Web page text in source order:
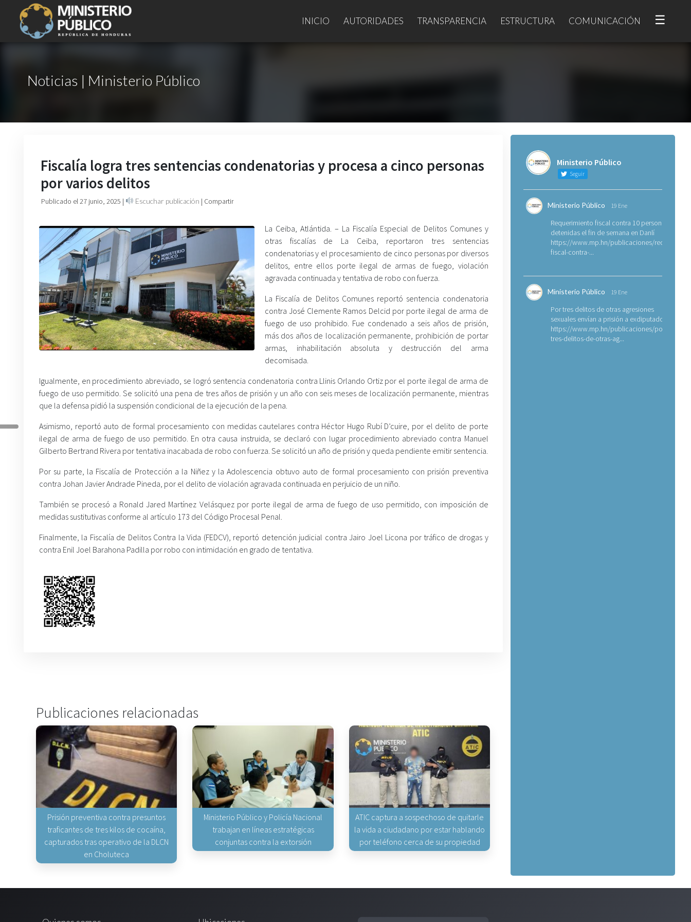
INICIO AUTORIDADES TRANSPARENCIA ESTRUCTURA COMUNICACIÓN ☰
Noticias | Ministerio Público
Fiscalía logra tres sentencias condenatorias y procesa a cinco personas
por varios delitos
Publicado el 27 junio, 2025 | Escuchar publicación | Compartir
La Ceiba, Atlántida. – La Fiscalía Especial de Delitos Comunes y
otras fiscalías de La Ceiba, reportaron tres sentencias
condenatorias y el procesamiento de cinco personas por diversos
delitos, entre ellos porte ilegal de armas de fuego, violación
agravada continuada y tentativa de robo con fuerza.
La Fiscalía de Delitos Comunes reportó sentencia condenatoria
contra José Clemente Ramos Delcid por porte ilegal de arma de
fuego de uso prohibido. Fue condenado a seis años de prisión,
más dos años de localización permanente, prohibición de portar
armas, inhabilitación absoluta y destrucción del arma
decomisada.
Igualmente, en procedimiento abreviado, se logró sentencia condenatoria contra Llinis Orlando Ortiz por el porte ilegal de arma de
fuego de uso permitido. Se solicitó una pena de tres años de prisión y un año con seis meses de localización permanente, mientras
que la defensa pidió la suspensión condicional de la ejecución de la pena.
Asimismo, reportó auto de formal procesamiento con medidas cautelares contra Héctor Hugo Rubí D’cuire, por el delito de porte
ilegal de arma de fuego de uso permitido. En otra causa instruida, se declaró con lugar procedimiento abreviado contra Manuel
Gilberto Bertrand Rivera por tentativa inacabada de robo con fuerza. Se solicitó un año de prisión y queda pendiente emitir sentencia.
Por su parte, la Fiscalía de Protección a la Niñez y la Adolescencia obtuvo auto de formal procesamiento con prisión preventiva
contra Johan Javier Andrade Pineda, por el delito de violación agravada continuada en perjuicio de un niño.
También se procesó a Ronald Jared Martínez Velásquez por porte ilegal de arma de fuego de uso permitido, con imposición de
medidas sustitutivas conforme al artículo 173 del Código Procesal Penal.
Finalmente, la Fiscalía de Delitos Contra la Vida (FEDCV), reportó detención judicial contra Jairo Joel Licona por tráfico de drogas y
contra Enil Joel Barahona Padilla por robo con intimidación en grado de tentativa.
Publicaciones relacionadas
Prisión preventiva contra presuntos
traficantes de tres kilos de cocaína,
capturados tras operativo de la DLCN
en Choluteca
Ministerio Público y Policía Nacional
trabajan en líneas estratégicas
conjuntas contra la extorsión
ATIC captura a sospechoso de quitarle
la vida a ciudadano por estar hablando
por teléfono cerca de su propiedad
Ministerio Público
Seguir
Ministerio Público 19 Ene
Requerimiento fiscal contra 10 personas
detenidas el fin de semana en Danlí
https://www.mp.hn/publicaciones/
fiscal-contra-...
Ministerio Público 19 Ene
Por tres delitos de otras agresiones
sexuales envían a prisión a exdiputado
https://www.mp.hn/publicaciones/por-
tres-delitos-de-otras-ag...